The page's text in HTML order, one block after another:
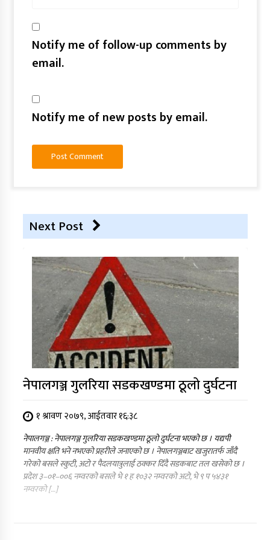
Notify me of follow-up comments by
email.
Notify me of new posts by email.
Next Post
नेपालगञ्ज गुलरिया सडकखण्डमा ठूलो दुर्घटना
१ श्रावण २०७९, आईतवार १६:३८
नेपालगञ्ज : नेपालगञ्ज गुलरिया सडकखण्डमा ठूलो दुर्घटना भएको छ । यद्यपी
मानवीय क्षति भने नभएको प्रहरीले जनाएको छ । नेपालगञ्जबाट खजुरातर्फ जाँदै
गरेको बसले स्कुटी, अटो र पैदलयात्रुलाई ठक्कर दिँदै सडकबाट तल खसेको छ ।
प्रदेश ३–०१–००६ नम्वरको बसले भे १ ह १०३२ नम्वरको अटो, भे ९ प ५४३१
नम्वरको […]